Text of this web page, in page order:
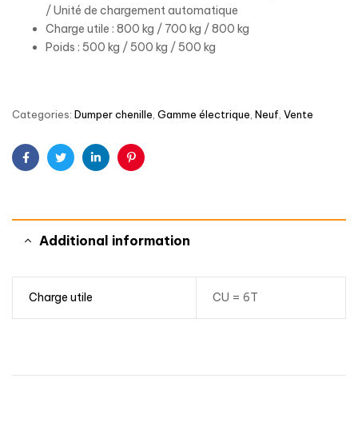
/ Unité de chargement automatique
Charge utile : 800 kg / 700 kg / 800 kg
Poids : 500 kg / 500 kg / 500 kg
Categories: Dumper chenille Gamme électrique Neuf Vente
FacebookTwitterLinkedinPinterest
Additional information
Charge utile CU = 6T